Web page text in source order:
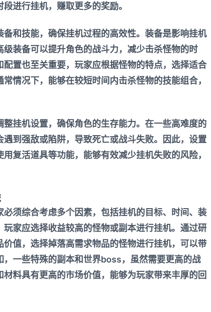
进行挂机，赚取更多的奖励。
备和技能，确保挂机过程的高效性。装备是影响挂机
装备可以提升角色的战斗力，减少击杀怪物的时
配置也至关重要，玩家应根据怪物的特点，选择适合
情况下，能够在较短时间内击杀怪物的技能组合，
整挂机设置，确保角色的生存能力。在一些高难度的
到强敌或陷阱，导致死亡或战斗失败。因此，设置
复活道具等功能，能够有效减少挂机失败的风险，
必须综合考虑多个因素，包括挂机的目标、时间、装
家应选择收益较高的怪物或副本进行挂机。通过研
价值，选择掉落高需求物品的怪物进行挂机，可以带
，一些特殊的副本和世界boss，虽然需要更高的战
料具有更高的市场价值，能够为玩家带来丰厚的回